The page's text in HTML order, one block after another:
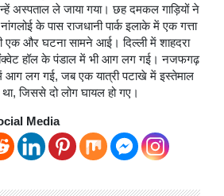
अस्पताल ले जाया गया। छह दमकल गाड़ियों ने
के पास राजधानी पार्क इलाके में एक गत्ता
और घटना सामने आई। दिल्ली में शाहदरा
हॉल के पंडाल में भी आग लग गई। नजफगढ़
आग लग गई, जब एक यात्री पटाखे में इस्तेमाल
था, जिससे दो लोग घायल हो गए।
Media